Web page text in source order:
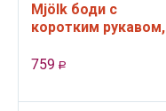
Mjölk боди с
коротким рукавом,
Эвкалипт
759 Р